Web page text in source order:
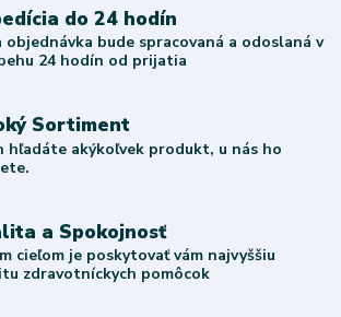
do 24 hodín
objednávka bude spracovaná a odoslaná v
24 hodín od prijatia
Sortiment
hľadáte akýkoľvek produkt, u nás ho
a Spokojnosť
cieľom je poskytovať vám najvyššiu
zdravotníckych pomôcok